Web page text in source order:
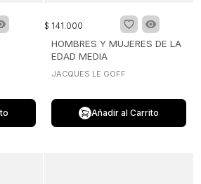
$ 141.000
HOMBRES Y MUJERES DE LA
EDAD MEDIA
JACQUES LE GOFF
Añadir al Carrito